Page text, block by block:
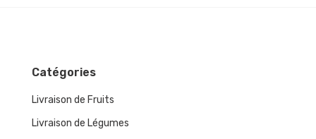
Catégories
Livraison de Fruits
Livraison de Légumes